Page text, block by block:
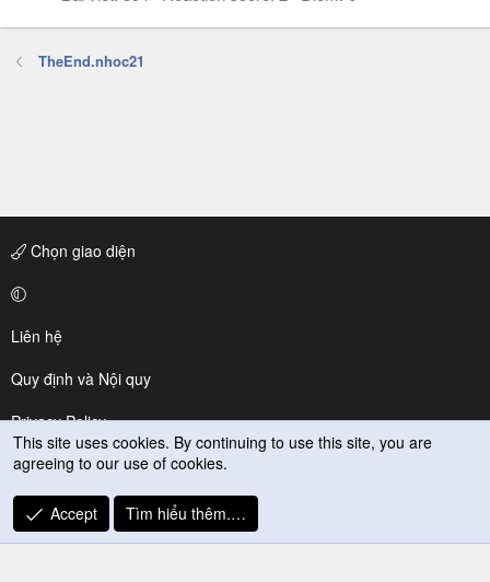
TheEnd.nhoc21
Chọn giao diện
Liên hệ
Quy định và Nội quy
Privacy Policy
Trợ giúp
R
S
This site uses cookies. By continuing to use this site, you are
agreeing to our use of cookies.
Accept Tìm hiểu thêm.…